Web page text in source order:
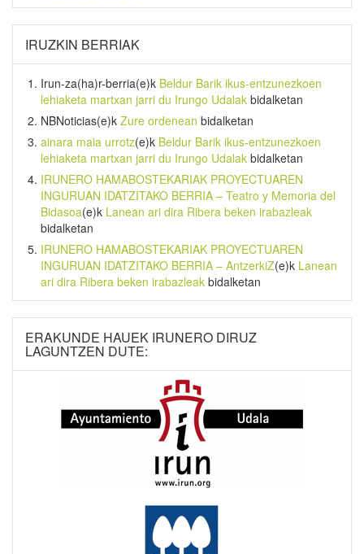
IRUZKIN BERRIAK
Irun-za(ha)r-berria(e)k Beldur Barik ikus-entzunezkoen
lehiaketa martxan jarri du Irungo Udalak bidalketan
NBNoticias(e)k Zure ordenean bidalketan
ainara maia urrotz(e)k Beldur Barik ikus-entzunezkoen
lehiaketa martxan jarri du Irungo Udalak bidalketan
IRUNERO HAMABOSTEKARIAK PROYECTUAREN
INGURUAN IDATZITAKO BERRIA – Teatro y Memoria del
Bidasoa(e)k Lanean ari dira Ribera beken irabazleak
bidalketan
IRUNERO HAMABOSTEKARIAK PROYECTUAREN
INGURUAN IDATZITAKO BERRIA – AntzerkiZ(e)k Lanean
ari dira Ribera beken irabazleak bidalketan
ERAKUNDE HAUEK IRUNERO DIRUZ
LAGUNTZEN DUTE: